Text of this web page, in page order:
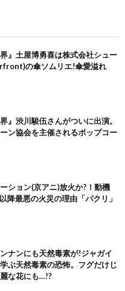
』土屋博勇喜は株式会社シュー
の傘ソムリエ!傘愛溢れ
』渋川駿伍さんがついに出演。
ン協会を主催されるポップコー
ション(京アニ)放火か?！動機
降最悪の火災の理由「パクリ」
ナンにも天然毒素が!ジャガイ
ぶ天然毒素の恐怖。フグだけじ
な花にも…!?